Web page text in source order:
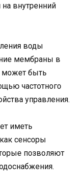
внутренний
воды
мембраны в
может быть
частотного
управления.
иметь
сенсоры
позволяют